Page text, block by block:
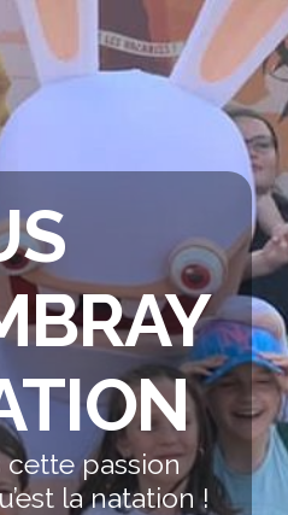
cette passion
la natation !